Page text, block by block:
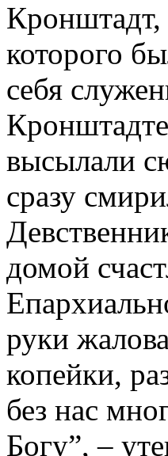
Кронштадт,
которого
себя
высылали
сразу
домой
руки
копейки,
без нас
Богу”, –